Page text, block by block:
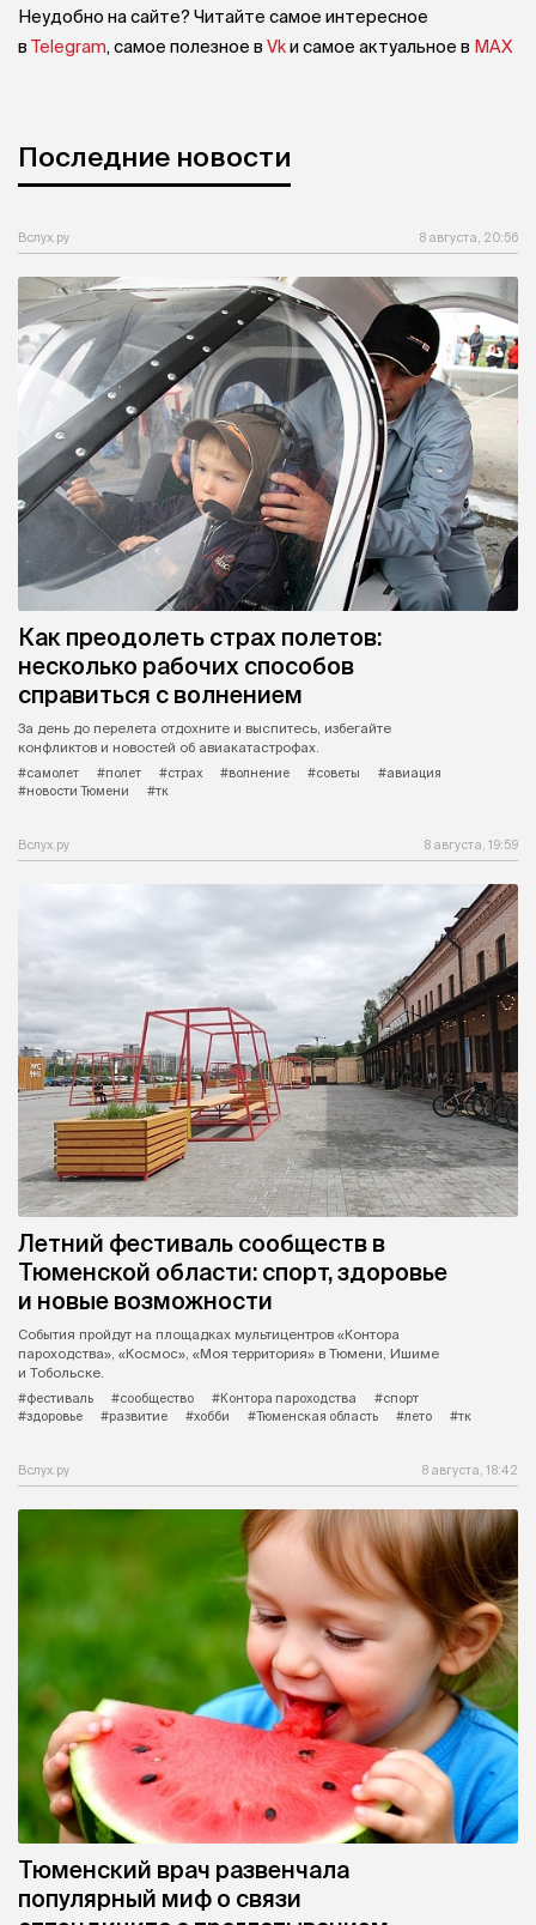
Неудобно на сайте? Читайте самое интересное
в Telegram, самое полезное в Vkи самое актуальное в MAX
Последние новости
Вслух.ру 8 августа, 20:56
Как преодолеть страх полетов:
несколько рабочих способов
справиться с волнением
За день до перелета отдохните и выспитесь, избегайте
конфликтов и новостей об авиакатастрофах.
#самолет
#полет #страх #волнение #советы
#авиация
#новости Тюмени
#тк
Вслух.ру 8 августа, 19:59
Летний фестиваль сообществ в
Тюменской области: спорт, здоровье
и новые возможности
События пройдут на площадках мультицентров «Контора
пароходства», «Космос», «Моя территория» в Тюмени, Ишиме
и Тобольске.
#фестиваль
#сообщество #Контора пароходства
#спорт
#здоровье
#развитие #хобби #Тюменская область #лето #тк
Вслух.ру 8 августа, 18:42
Тюменский врач развенчала
популярный миф о связи